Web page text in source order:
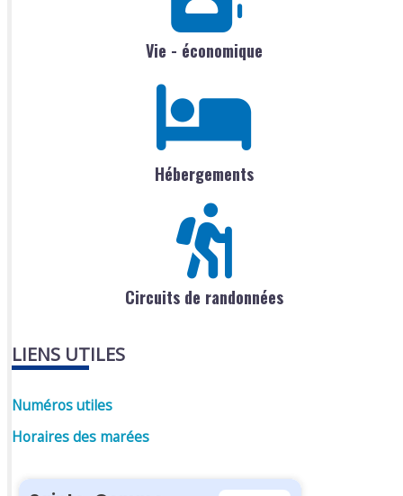
Vie - économique
Hébergements
Circuits de randonnées
LIENS UTILES
Numéros utiles
Horaires des marées